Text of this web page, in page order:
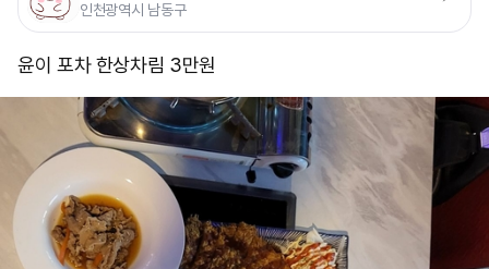
인천광역시 남동구
윤이 포차 한상차림 3만원